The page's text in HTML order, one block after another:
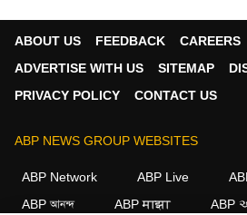
ABOUT US FEEDBACK
CAREERS
ADVERTISE WITH US
SITEMAP
PRIVACY POLICY
CONTACT US
ABP NEWS GROUP WEBSITES
ABP Network ABP Live
ABP আনন্দ
ABP माझा
ABP